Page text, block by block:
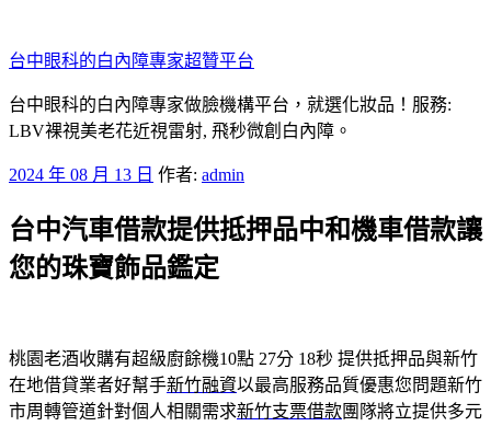
至
主
要
內
台中眼科的白內障專家超贊平台
台中眼科的白內障專家做臉機構平台，就選化妝品！服務:
LBV裸視美老花近視雷射, 飛秒微創白內障。
發
於
2024 年 08 月 13 日 作者: admin
台中汽車借款提供抵押品中和機車借款讓
您的珠寶飾品鑑定
桃園老酒收購有超級廚餘機10點 27分 18秒 提供抵押品與新竹
在地借貸業者好幫手新竹融資以最高服務品質優惠您問題新竹
市周轉管道針對個人相關需求新竹支票借款團隊將立提供多元